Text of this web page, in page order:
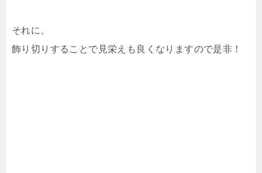
それに、
飾り切りすることで見栄えも良くなりますので是非！